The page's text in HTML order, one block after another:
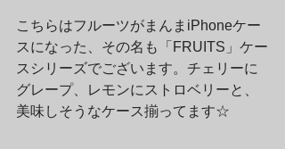
こちらはフルーツがまんまiPhoneケー
スになった、その名も「FRUITS」ケー
スシリーズでございます。チェリーに
グレープ、レモンにストロベリーと、
美味しそうなケース揃ってます☆